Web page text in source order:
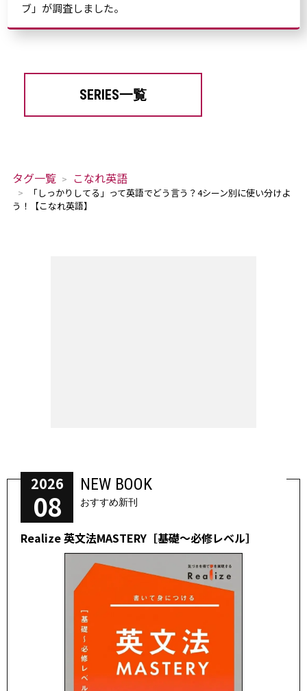
ブ」が調査しました。
SERIES一覧
タグ一覧 こなれ英語
「しっかりしてる」って英語でどう言う？4シーン別に使い分けよ
う！【こなれ英語】
2026
08
NEW BOOK
おすすめ新刊
Realize 英文法MASTERY［基礎～必修レベル］